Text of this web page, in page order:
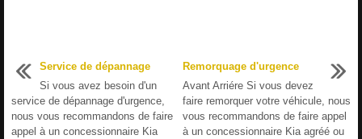
Service de dépannage
Si vous avez besoin d'un
service de dépannage d'urgence,
nous vous recommandons de faire
appel à un concessionnaire Kia
Remorquage d'urgence
Avant Arriére Si vous devez
faire remorquer votre véhicule, nous
vous recommandons de faire appel
à un concessionnaire Kia agréé ou